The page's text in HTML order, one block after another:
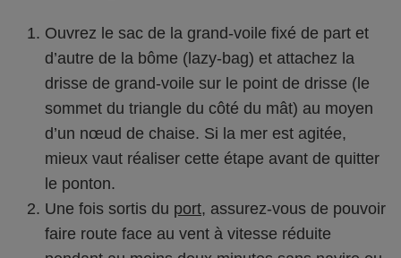
Ouvrez le sac de la grand-voile fixé de part et
d’autre de la bôme (lazy-bag) et attachez la
drisse de grand-voile sur le point de drisse (le
sommet du triangle du côté du mât) au moyen
d’un nœud de chaise. Si la mer est agitée,
mieux vaut réaliser cette étape avant de quitter
le ponton.
Une fois sortis du port, assurez-vous de pouvoir
faire route face au vent à vitesse réduite